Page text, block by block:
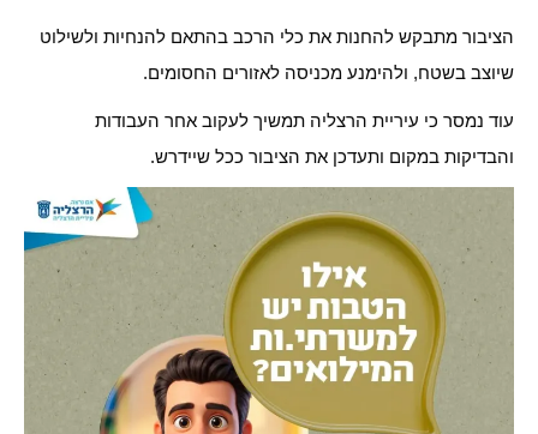
הציבור מתבקש להחנות את כלי הרכב בהתאם להנחיות ולשילוט
שיוצב בשטח, ולהימנע מכניסה לאזורים החסומים.
עוד נמסר כי עיריית הרצליה תמשיך לעקוב אחר העבודות
והבדיקות במקום ותעדכן את הציבור ככל שיידרש.